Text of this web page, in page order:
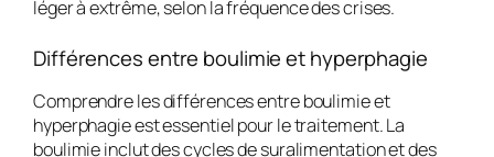
léger à extrême, selon la fréquence des crises.
Différences entre boulimie et hyperphagie
Comprendre les différences entre boulimie et
hyperphagie est essentiel pour le traitement. La
boulimie inclut des cycles de suralimentation et des